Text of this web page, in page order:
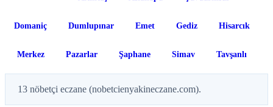
Domaniç Dumlupınar Emet Gediz Hisarcık
Merkez Pazarlar Şaphane Simav Tavşanlı
13 nöbetçi eczane (nobetcienyakineczane.com).